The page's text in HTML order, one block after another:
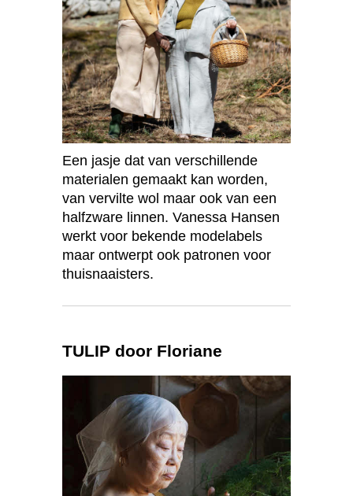
Een jasje dat van verschillende
materialen gemaakt kan worden,
van vervilte wol maar ook van een
halfzware linnen. Vanessa Hansen
werkt voor bekende modelabels
maar ontwerpt ook patronen voor
thuisnaaisters.
TULIP door Floriane